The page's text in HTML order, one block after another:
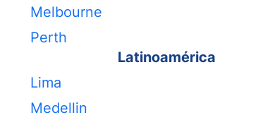
Melbourne
Perth
Latinoamérica
Lima
Medellin